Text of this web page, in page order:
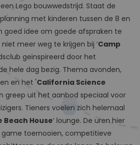
Lego bouwwedstrijd. Staat de
met kinderen tussen de 8 en
goed idee om goede afspraken te
meer weg te krijgen bij ‘Camp
geïnspireerd door het
hele dag bezig. Thema avonden,
en het 'California Science
greep uit het aanbod speciaal voor
Tieners voelen zich helemaal
Beach House’ lounge. De uren hier
toernooien, competitieve